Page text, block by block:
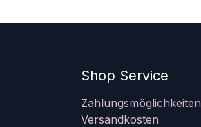
Shop Service
Zahlungsmöglichkeiten
Versandkosten